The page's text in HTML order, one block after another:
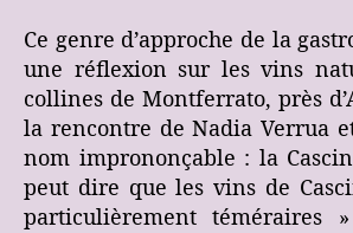
Ce genre d’approche de la
une réflexion sur les vins
collines de Montferrato, près
la rencontre de Nadia Verrua
nom imprononçable : la
peut dire que les vins de
particulièrement téméraires